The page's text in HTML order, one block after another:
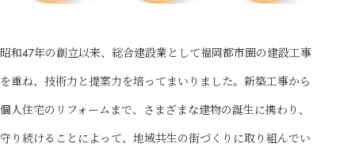
昭和47年の創立以来、総合建設業として福岡都市圏の建設工事
を重ね、技術力と提案力を培ってまいりました。新築工事から
個人住宅のリフォームまで、さまざまな建物の誕生に携わり、
守り続けることによって、地域共生の街づくりに取り組んでい